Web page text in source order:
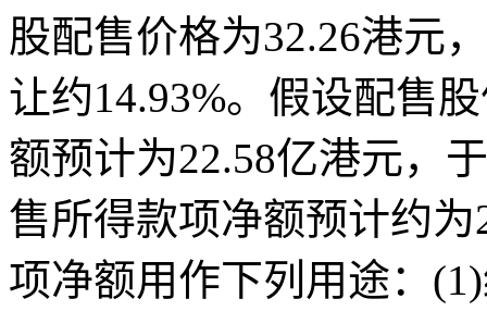
股配售价格为32.26港元
让约14.93%。假设配售
额预计为22.58亿港元，
售所得款项净额预计约
项净额用作下列用途：